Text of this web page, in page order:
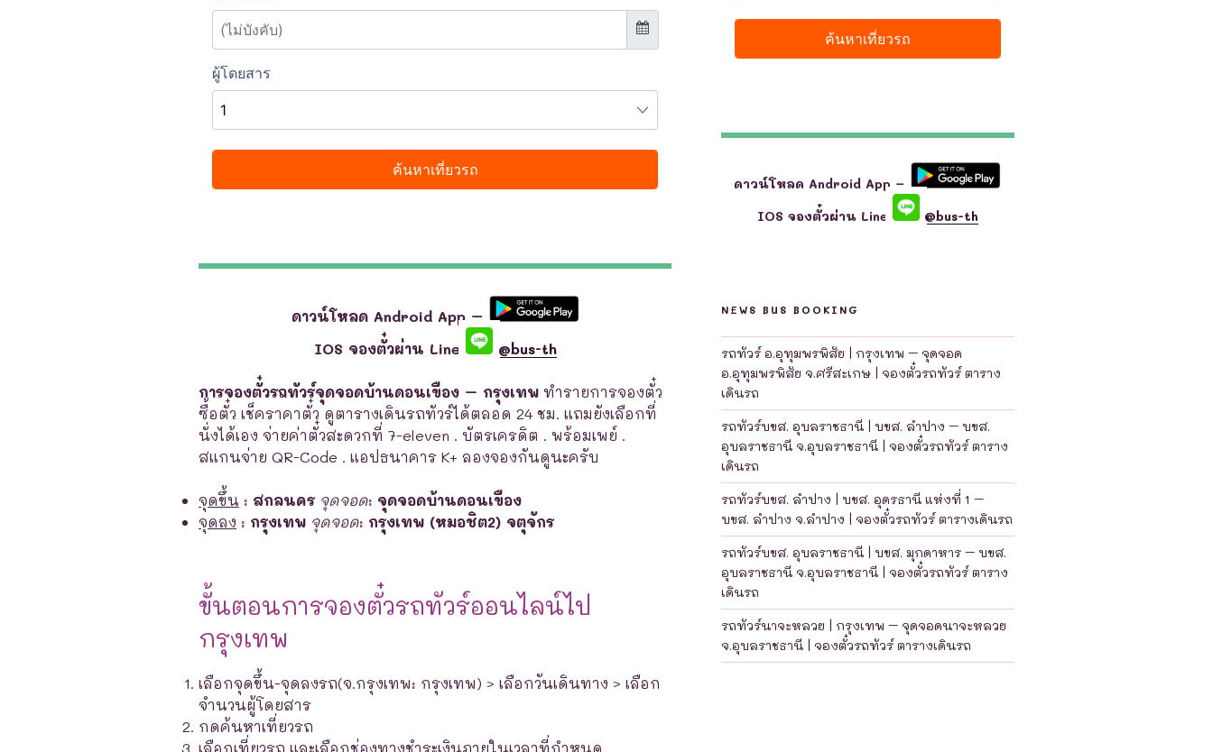
ดาวน์โหลด Android App –
IOS จองตั๋วผ่าน Line
@bus-th
การจองตั๋วรถทัวร์จุดจอดบ้านดอนเขือง – กรุงเทพ ทำรายการจองตั๋ว
ซื้อตั๋ว เช็คราคาตั๋ว ดูตารางเดินรถทัวร์ได้ตลอด 24 ชม. แถมยังเลือกที่
นั่งได้เอง จ่ายค่าตั๋วสะดวกที่ 7-eleven . บัตรเครดิต . พร้อมเพย์ .
สแกนจ่าย QR-Code . แอปธนาคาร K+ ลองจองกันดูนะครับ
จุดขึ้น : สกลนคร จุดจอด: จุดจอดบ้านดอนเขือง
จุดลง : กรุงเทพ จุดจอด: กรุงเทพ (หมอชิต2) จตุจักร
ขั้นตอนการจองตั๋วรถทัวร์ออนไลน์ไป
กรุงเทพ
เลือกจุดขึ้น-จุดลงรถ(จ.กรุงเทพ: กรุงเทพ) > เลือกวันเดินทาง > เลือก
จำนวนผู้โดยสาร
กดค้นหาเที่ยวรถ
เลือกเที่ยวรถ และเลือกช่องทางชำระเงินภายในเวลาที่กำหนด
ดาวน์โหลด Android App –
IOS จองตั๋วผ่าน Line
@bus-th
NEWS BUS BOOKING
รถทัวร์ อ.อุทุมพรพิสัย | กรุงเทพ – จุดจอด
อ.อุทุมพรพิสัย จ.ศรีสะเกษ | จองตั๋วรถทัวร์ ตาราง
เดินรถ
รถทัวร์บขส. อุบลราชธานี | บขส. ลำปาง – บขส.
อุบลราชธานี จ.อุบลราชธานี | จองตั๋วรถทัวร์ ตาราง
เดินรถ
รถทัวร์บขส. ลำปาง | บขส. อุดรธานี แห่งที่ 1 –
บขส. ลำปาง จ.ลำปาง | จองตั๋วรถทัวร์ ตารางเดินรถ
รถทัวร์บขส. อุบลราชธานี | บขส. มุกดาหาร – บขส.
อุบลราชธานี จ.อุบลราชธานี | จองตั๋วรถทัวร์ ตาราง
เดินรถ
รถทัวร์นาจะหลวย | กรุงเทพ – จุดจอดนาจะหลวย
จ.อุบลราชธานี | จองตั๋วรถทัวร์ ตารางเดินรถ